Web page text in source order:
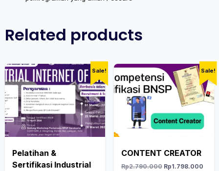
Related products
Sale!
Pelatihan &
Sertifikasi Industrial
Sale!
CONTENT CREATOR
Rp2.790.000 Rp1.798.000